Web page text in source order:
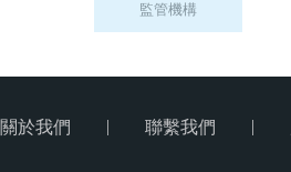
監管機構
關於我們 | 聯繫我們 |